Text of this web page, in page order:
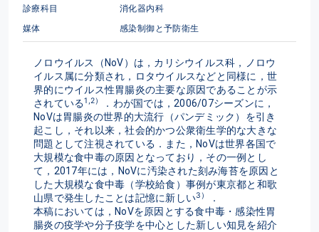
診療科目
消化器内科
媒体
感染制御と予防衛生
ノロウイルス（NoV）は，カリシウイルス科，ノロウ
イルス属に分類され，ロタウイルスなどと同様に，世
界的にウイルス性胃腸炎の主要な原因であることが示
されている1,2）
．わが国では，2006/07シーズンに，
NoVは胃腸炎の世界的大流行（パンデミック）を引き
起こし，それ以来，社会的かつ公衆衛生学的な大きな
問題として注視されている．また，NoVは世界各国で
大規模な食中毒の原因となっており，その一例とし
て，2017年には，NoVに汚染された刻み海苔を原因と
した大規模な食中毒（学校給食）事例が東京都と和歌
山県で発生したことは記憶に新しい3）
．
本稿においては，NoVを原因とする食中毒・感染性胃
腸炎の疫学や分子疫学を中心とした新しい知見を紹介